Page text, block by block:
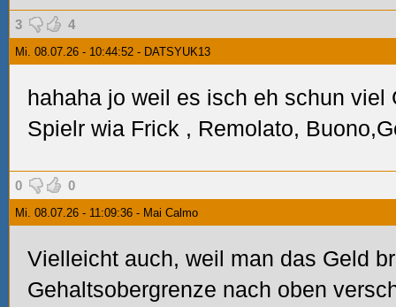
3 4
Mi. 08.07.26 - 10:44:52 - DATSYUK13
hahaha jo weil es isch eh schun viel
Spielr wia Frick , Remolato,
0 0
Mi. 08.07.26 - 11:09:36 - Mai Calmo
Vielleicht auch, weil man das Geld
Gehaltsobergrenze nach oben